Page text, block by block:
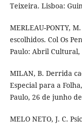
Teixeira. Lisboa:
MERLEAU-PONTY,
escolhidos. Col Os
Paulo: Abril Cultural,
MILAN, B. Derrida
Especial para a
Paulo, 26 de junho
MELO NETO, J. C.